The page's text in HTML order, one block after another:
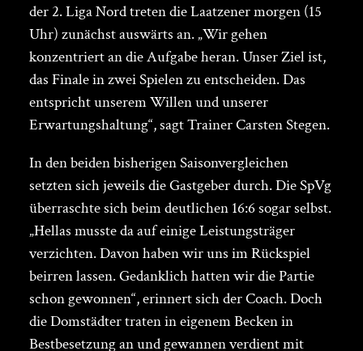
der 2. Liga Nord treten die Laatzener morgen (15
Uhr) zunächst auswärts an. „Wir gehen
konzentriert an die Aufgabe heran. Unser Ziel ist,
das Finale in zwei Spielen zu entscheiden. Das
entspricht unserem Willen und unserer
Erwartungshaltung“, sagt Trainer Carsten Stegen.
In den beiden bisherigen Saisonvergleichen
setzten sich jeweils die Gastgeber durch. Die SpVg
überraschte sich beim deutlichen 16:6 sogar selbst.
„Hellas musste da auf einige Leistungsträger
verzichten. Davon haben wir uns im Rückspiel
beirren lassen. Gedanklich hatten wir die Partie
schon gewonnen“, erinnert sich der Coach. Doch
die Domstädter traten in eigenem Becken in
Bestbesetzung an und gewannen verdient mit